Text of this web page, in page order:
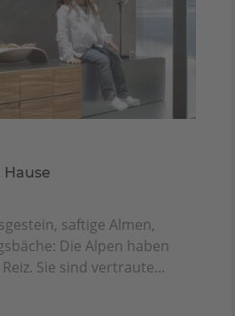
Hause
saftige Almen,
Die Alpen haben
Sie sind vertraute...